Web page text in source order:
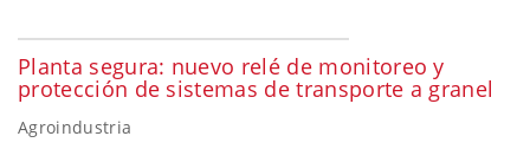
Planta segura: nuevo relé de monitoreo y
protección de sistemas de transporte a granel
Agroindustria